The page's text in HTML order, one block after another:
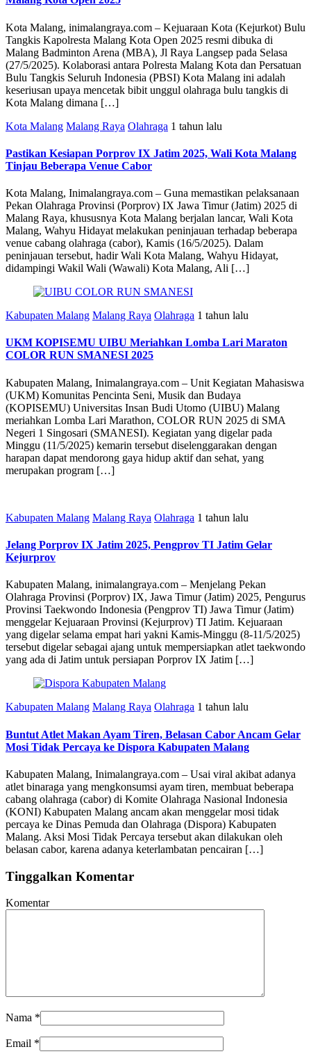
Kota Malang, inimalangraya.com – Kejuaraan Kota (Kejurkot) Bulu
Tangkis Kapolresta Malang Kota Open 2025 resmi dibuka di
Malang Badminton Arena (MBA), Jl Raya Langsep pada Selasa
(27/5/2025). Kolaborasi antara Polresta Malang Kota dan Persatuan
Bulu Tangkis Seluruh Indonesia (PBSI) Kota Malang ini adalah
keseriusan upaya mencetak bibit unggul olahraga bulu tangkis di
Kota Malang dimana […]
Kota Malang Malang Raya Olahraga 1 tahun lalu
Pastikan Kesiapan Porprov IX Jatim 2025, Wali Kota Malang
Tinjau Beberapa Venue Cabor
Kota Malang, Inimalangraya.com – Guna memastikan pelaksanaan
Pekan Olahraga Provinsi (Porprov) IX Jawa Timur (Jatim) 2025 di
Malang Raya, khususnya Kota Malang berjalan lancar, Wali Kota
Malang, Wahyu Hidayat melakukan peninjauan terhadap beberapa
venue cabang olahraga (cabor), Kamis (16/5/2025). Dalam
peninjauan tersebut, hadir Wali Kota Malang, Wahyu Hidayat,
didampingi Wakil Wali (Wawali) Kota Malang, Ali […]
Kabupaten Malang Malang Raya Olahraga 1 tahun lalu
UKM KOPISEMU UIBU Meriahkan Lomba Lari Maraton
COLOR RUN SMANESI 2025
Kabupaten Malang, Inimalangraya.com – Unit Kegiatan Mahasiswa
(UKM) Komunitas Pencinta Seni, Musik dan Budaya
(KOPISEMU) Universitas Insan Budi Utomo (UIBU) Malang
meriahkan Lomba Lari Marathon, COLOR RUN 2025 di SMA
Negeri 1 Singosari (SMANESI). Kegiatan yang digelar pada
Minggu (11/5/2025) kemarin tersebut diselenggarakan dengan
harapan dapat mendorong gaya hidup aktif dan sehat, yang
merupakan program […]
Kabupaten Malang Malang Raya Olahraga 1 tahun lalu
Jelang Porprov IX Jatim 2025, Pengprov TI Jatim Gelar
Kejurprov
Kabupaten Malang, inimalangraya.com – Menjelang Pekan
Olahraga Provinsi (Porprov) IX, Jawa Timur (Jatim) 2025, Pengurus
Provinsi Taekwondo Indonesia (Pengprov TI) Jawa Timur (Jatim)
menggelar Kejuaraan Provinsi (Kejurprov) TI Jatim. Kejuaraan
yang digelar selama empat hari yakni Kamis-Minggu (8-11/5/2025)
tersebut digelar sebagai ajang untuk mempersiapkan atlet taekwondo
yang ada di Jatim untuk persiapan Porprov IX Jatim […]
Kabupaten Malang Malang Raya Olahraga 1 tahun lalu
Buntut Atlet Makan Ayam Tiren, Belasan Cabor Ancam Gelar
Mosi Tidak Percaya ke Dispora Kabupaten Malang
Kabupaten Malang, Inimalangraya.com – Usai viral akibat adanya
atlet binaraga yang mengkonsumsi ayam tiren, membuat beberapa
cabang olahraga (cabor) di Komite Olahraga Nasional Indonesia
(KONI) Kabupaten Malang ancam akan menggelar mosi tidak
percaya ke Dinas Pemuda dan Olahraga (Dispora) Kabupaten
Malang. Aksi Mosi Tidak Percaya tersebut akan dilakukan oleh
belasan cabor, karena adanya keterlambatan pencairan […]
Tinggalkan Komentar
Komentar
Nama *
Email *